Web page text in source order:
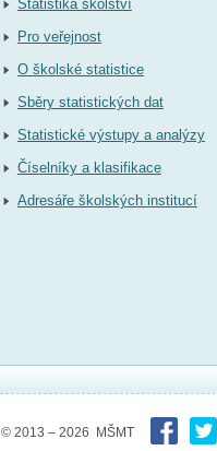
Statistika školství
Pro veřejnost
O školské statistice
Sběry statistických dat
Statistické výstupy a analýzy
Číselníky a klasifikace
Adresáře školských institucí
© 2013 – 2026 MŠMT